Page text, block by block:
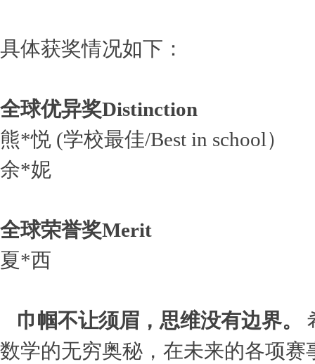
具体获奖情况如下：
全球优异奖Distinction
熊*悦 (学校最佳/Best in school）
余*妮
全球荣誉奖Merit
夏*西
巾帼不让须眉，思维没有边界。
数学的无穷奥秘，在未来的各项